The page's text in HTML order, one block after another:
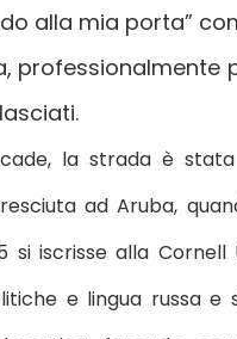
alla mia porta”
professionalmente
la strada è
ad Aruba,
si iscrisse alla Cornell
e lingua russa e